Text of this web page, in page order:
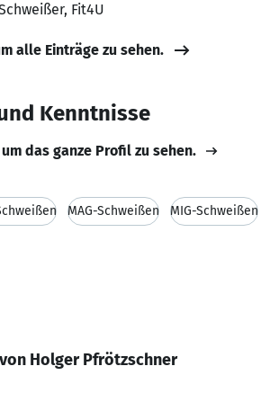
Fit4U
alle Einträge zu sehen.
Kenntnisse
das ganze Profil zu sehen.
MAG-Schweißen MIG-Schweißen
Holger Pfrötzschner